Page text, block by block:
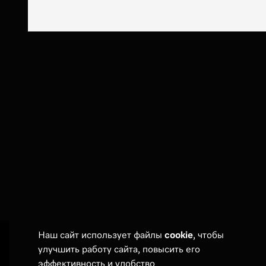
Наш сайт использует файлы cookie, чтобы
улучшить работу сайта, повысить его